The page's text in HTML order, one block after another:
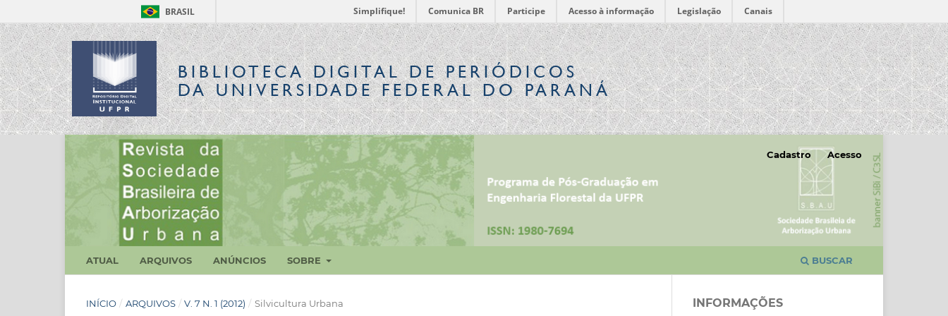
BRASIL Simplifique! Comunica BR Participe Acesso à informação Legislação Canais
BIBLIOTECA DIGITALDE PERIÓDICOS
DA UNIVERSIDADE FEDERAL DO PARANÁ
ATUAL ARQUIVOS ANÚNCIOS SOBRE BUSCAR
Cadastro Acesso
INÍCIO / ARQUIVOS / V. 7 N. 1 (2012) / Silvicultura Urbana INFORMAÇÕES